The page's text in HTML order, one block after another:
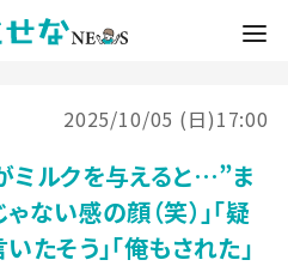
2025/10/05 (日)17:00
ミルクを与えると…”ま
ない感の顔（笑）」「疑
たそう」「俺もされた」